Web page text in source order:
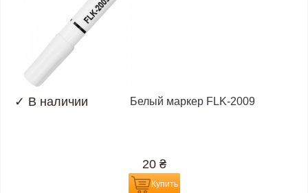
✓ В наличии Белый маркер FLK-2009
20 ₴
Купить